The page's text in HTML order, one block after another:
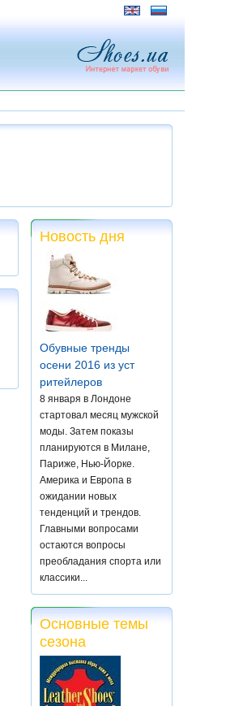
Новость дня
Обувные тренды
осени 2016 из уст
ритейлеров
8 января в Лондоне
стартовал месяц мужской
моды. Затем показы
планируются в Милане,
Париже, Нью-Йорке.
Америка и Европа в
ожидании новых
тенденций и трендов.
Главными вопросами
остаются вопросы
преобладания спорта или
классики...
Основные темы
сезона